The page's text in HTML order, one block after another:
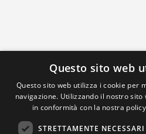
Questo sito web
Questo sito web utilizza i cookie per
navigazione. Utilizzando il nostro
in conformità con la nostra
STRETTAMENTE NECESSARI